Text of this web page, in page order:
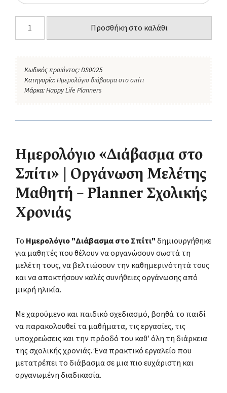
Προσθήκη στο καλάθι
Κωδικός προϊόντος:DS0025
Κατηγορία:Ημερολόγιο διάβασμα στο σπίτι
Μάρκα:Happy Life Planners
Ημερολόγιο «Διάβασμα στο
Σπίτι» | Οργάνωση Μελέτης
Μαθητή – Planner Σχολικής
Χρονιάς
Το Ημερολόγιο "Διάβασμα στο Σπίτι"δημιουργήθηκε
για μαθητές που θέλουν να οργανώσουν σωστά τη
μελέτη τους, να βελτιώσουν την καθημερινότητά τους
και να αποκτήσουν καλές συνήθειες οργάνωσης από
μικρή ηλικία.
Με χαρούμενο και παιδικό σχεδιασμό, βοηθά το παιδί
να παρακολουθεί τα μαθήματα, τις εργασίες, τις
υποχρεώσεις και την πρόοδό του καθ' όλη τη διάρκεια
της σχολικής χρονιάς. Ένα πρακτικό εργαλείο που
μετατρέπει το διάβασμα σε μια πιο ευχάριστη και
οργανωμένη διαδικασία.